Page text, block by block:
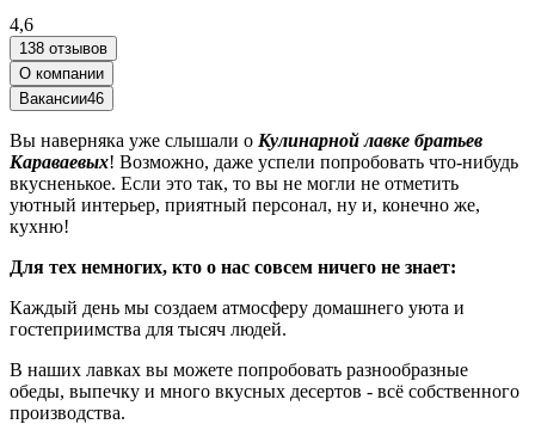
4,6
138 отзывов
О компании
Вакансии46
Вы наверняка уже слышали о Кулинарной лавке братьев
Караваевых! Возможно, даже успели попробовать что-нибудь
вкусненькое. Если это так, то вы не могли не отметить
уютный интерьер, приятный персонал, ну и, конечно же,
кухню!
Для тех немногих, кто о нас совсем ничего не знает:
Каждый день мы создаем атмосферу домашнего уюта и
гостеприимства для тысяч людей.
В наших лавках вы можете попробовать разнообразные
обеды, выпечку и много вкусных десертов - всё собственного
производства.